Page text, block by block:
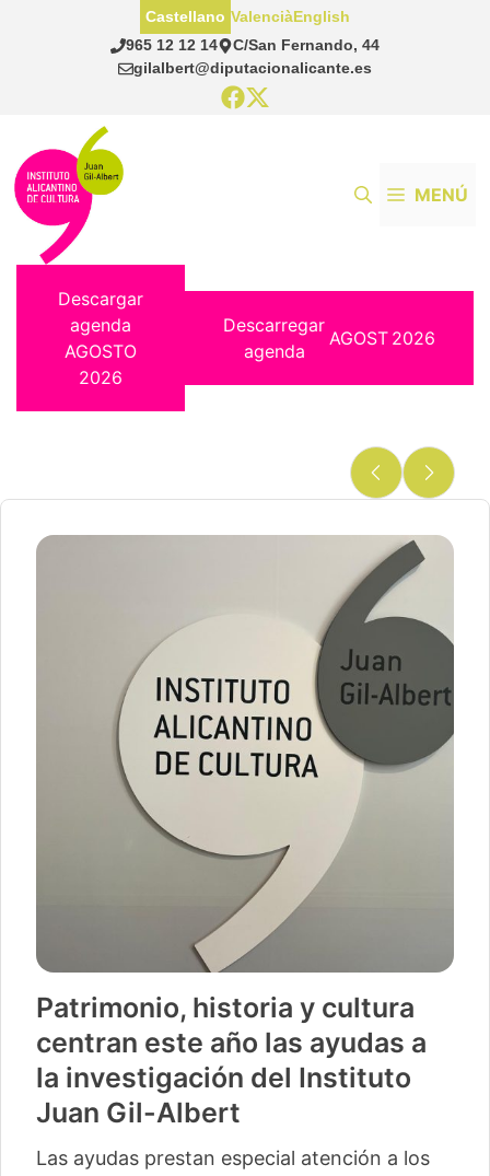
965 12 12 14
C/San Fernando, 44
gilalbert@diputacionalicante.es
Castellano ValenciàEnglish
MENÚ
Descargar
agenda
AGOSTO
2026
Descarregar
agenda
AGOST 2026
Patrimonio, historia y cultura
centran este año las ayudas a
la investigación del Instituto
Juan Gil-Albert
Las ayudas prestan especial atención a los